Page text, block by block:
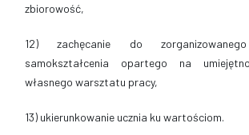
zbiorowość,
12) zachęcanie do
samokształcenia opartego na
własnego warsztatu pracy,
13) ukierunkowanie ucznia ku wartościom.